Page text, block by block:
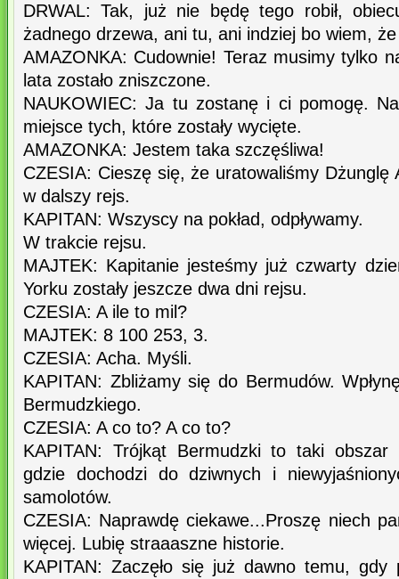
DRWAL: Tak, już nie będę tego robił,
żadnego drzewa, ani tu, ani indziej bo wiem, że
AMAZONKA: Cudownie! Teraz musimy tylko
lata zostało zniszczone.
NAUKOWIEC: Ja tu zostanę i ci pomogę.
miejsce tych, które zostały wycięte.
AMAZONKA: Jestem taka szczęśliwa!
CZESIA: Cieszę się, że uratowaliśmy Dżunglę
w dalszy rejs.
KAPITAN: Wszyscy na pokład, odpływamy.
W trakcie rejsu.
MAJTEK: Kapitanie jesteśmy już czwarty
Yorku zostały jeszcze dwa dni rejsu.
CZESIA: A ile to mil?
MAJTEK: 8 100 253, 3.
CZESIA: Acha. Myśli.
KAPITAN: Zbliżamy się do Bermudów.
Bermudzkiego.
CZESIA: A co to? A co to?
KAPITAN: Trójkąt Bermudzki to taki obszar
gdzie dochodzi do dziwnych i
samolotów.
CZESIA: Naprawdę ciekawe...Proszę niech
więcej. Lubię straaaszne historie.
KAPITAN: Zaczęło się już dawno temu, gdy